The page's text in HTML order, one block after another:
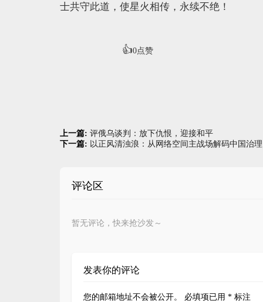
士共守此道，使星火相传，永续不绝！
👍0点赞
上一篇: 评俄乌谈判：放下仇恨，迎接和平
下一篇: 以正风清浊浪：从网络空间主战场解码中国治理
评论区
暂无评论，快来抢沙发～
发表你的评论
您的邮箱地址不会被公开。 必填项已用 * 标注